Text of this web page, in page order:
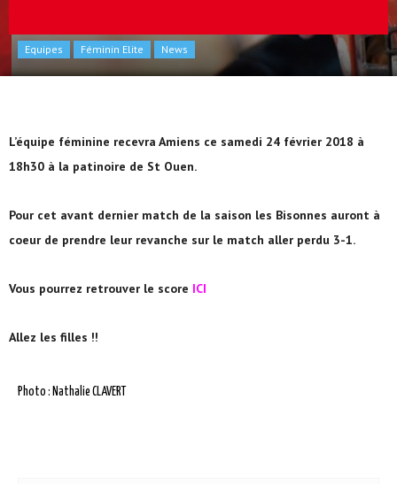
Equipes Féminin Elite News
L’équipe féminine recevra Amiens ce samedi 24 février 2018 à
18h30 à la patinoire de St Ouen.
Pour cet avant dernier match de la saison les Bisonnes auront à
coeur de prendre leur revanche sur le match aller perdu 3-1.
Vous pourrez retrouver le score ICI
Allez les filles !!
Photo : Nathalie CLAVERT